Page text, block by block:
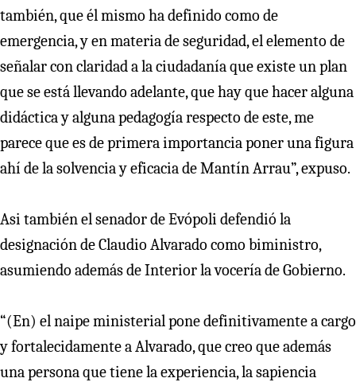
también, que él mismo ha definido como de
emergencia, y en materia de seguridad, el elemento de
señalar con claridad a la ciudadanía que existe un plan
que se está llevando adelante, que hay que hacer alguna
didáctica y alguna pedagogía respecto de este, me
parece que es de primera importancia poner una figura
ahí de la solvencia y eficacia de Mantín Arrau”, expuso.
Asi también el senador de Evópoli defendió la
designación de Claudio Alvarado como biministro,
asumiendo además de Interior la vocería de Gobierno.
“(En) el naipe ministerial pone definitivamente a cargo
y fortalecidamente a Alvarado, que creo que además
una persona que tiene la experiencia, la sapiencia